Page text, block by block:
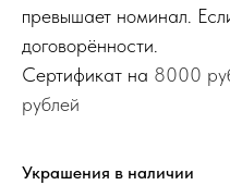
превышает номинал.
договорённости.
Сертификат на 8000
рублей
Украшения в наличии